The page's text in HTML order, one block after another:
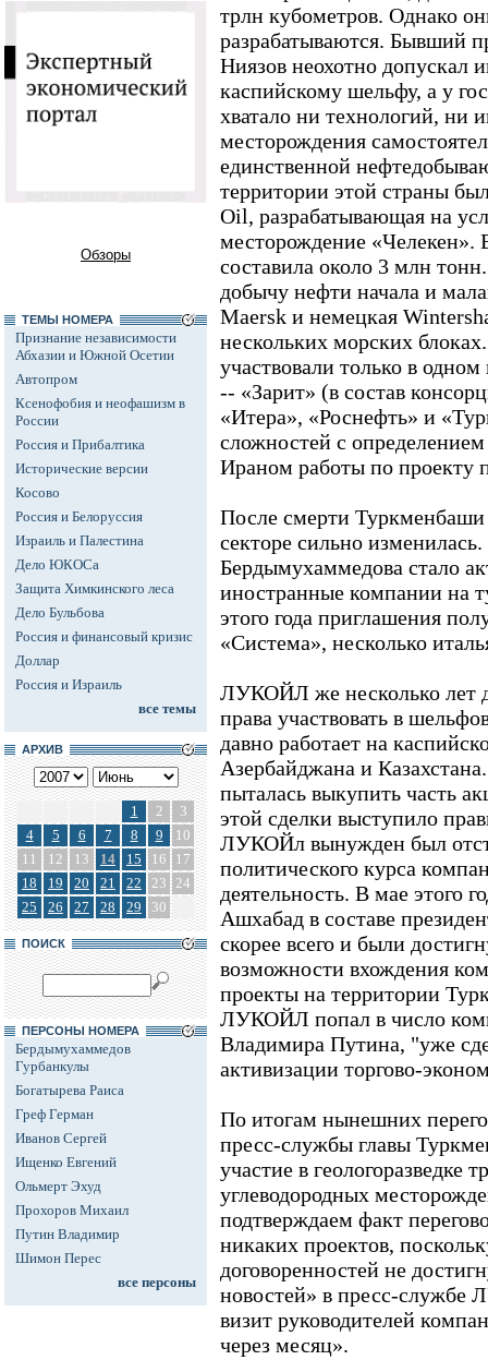
Обзоры
ТЕМЫ НОМЕРА
Признание независимости
Абхазии и Южной Осетии
Автопром
Ксенофобия и неофашизм в
России
Россия и Прибалтика
Исторические версии
Косово
Россия и Белоруссия
Израиль и Палестина
Дело ЮКОСа
Защита Химкинского леса
Дело Бульбова
Россия и финансовый кризис
Доллар
Россия и Израиль
все темы
АРХИВ
1 2
3
4
5 6 7 8 9
10
11
12 13 14 15 16
17
18
19 20 21 22 23 24
25
26 27 28 29 30
ПОИСК
ПЕРСОНЫ НОМЕРА
Бердымухаммедов
Гурбанкулы
Богатырева Раиса
Греф Герман
Иванов Сергей
Ищенко Евгений
Ольмерт Эхуд
Прохоров Михаил
Путин Владимир
Шимон Перес
все персоны
трлн кубометров. Однако
разрабатываются. Бывший
Ниязов неохотно допускал
каспийскому шельфу, а у
хватало ни технологий, ни
месторождения
единственной
территории этой страны
Oil, разрабатывающая на
месторождение «Челекен».
составила около 3 млн
добычу нефти начала и
Maersk и немецкая
нескольких морских
участвовали только в
-- «Зарит» (в состав
«Итера», «Роснефть» и
сложностей с
Ираном работы по проекту
После смерти Туркменбаши
секторе сильно
Бердымухаммедова стало
иностранные компании на
этого года приглашения
«Система», несколько
ЛУКОЙЛ же несколько лет
права участвовать в
давно работает на
Азербайджана и
пыталась выкупить часть
этой сделки выступило
ЛУКОЙл вынужден был
политического курса
деятельность. В мае этого
Ашхабад в составе
скорее всего и были
возможности вхождения
проекты на территории
ЛУКОЙЛ попал в число
Владимира Путина, "уже
активизации торгово-
По итогам нынешних
пресс-службы главы
участие в геологоразведке
углеводородных
подтверждаем факт
никаких проектов,
договоренностей не
новостей» в пресс-
визит руководителей
через месяц».